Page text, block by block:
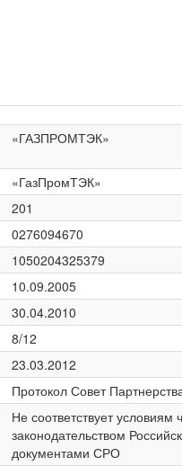
«ГАЗПРОМТЭК»
«ГазПромТЭК»
201
0276094670
1050204325379
10.09.2005
30.04.2010
8/12
23.03.2012
Протокол Совет
Не соответствует
законодательством
документами СРО